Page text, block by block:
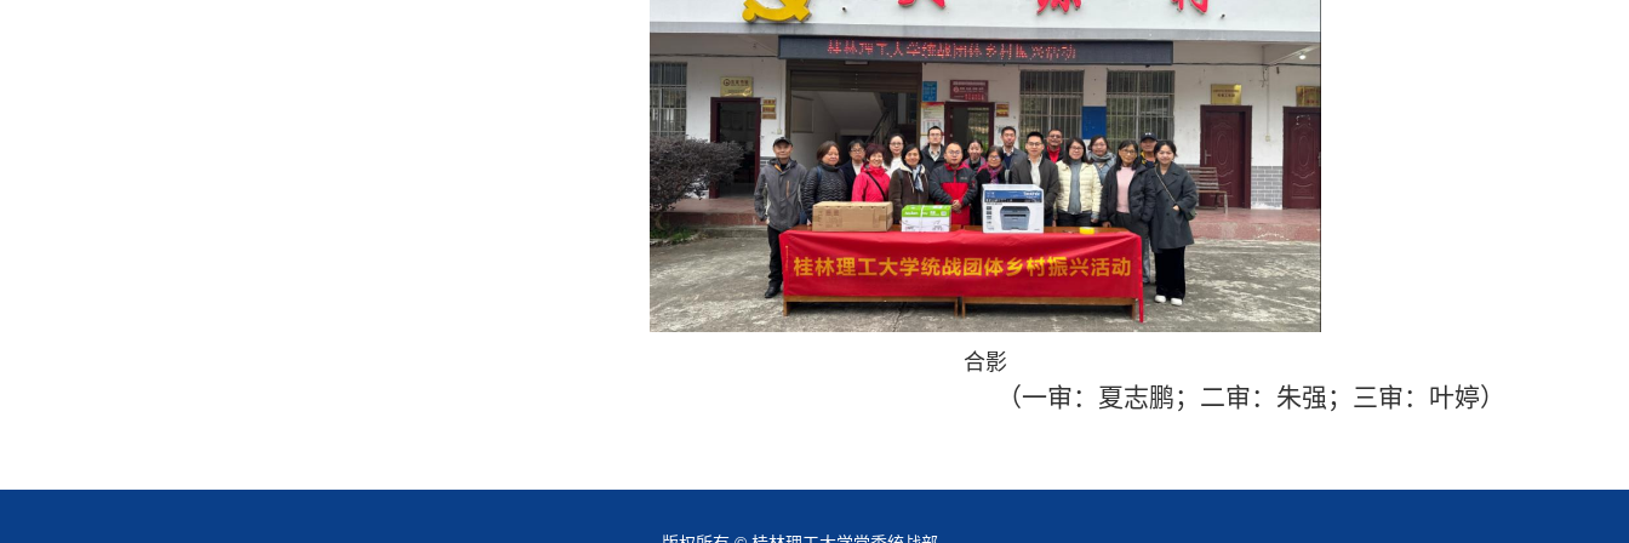
合影
（一审：夏志鹏；二审：朱强；三审：叶婷）